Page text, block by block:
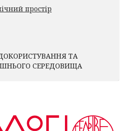
простір
ТА
СЕРЕДОВИЩА